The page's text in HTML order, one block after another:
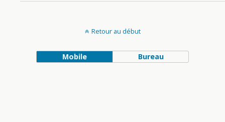
Retour au début
Mobile Bureau